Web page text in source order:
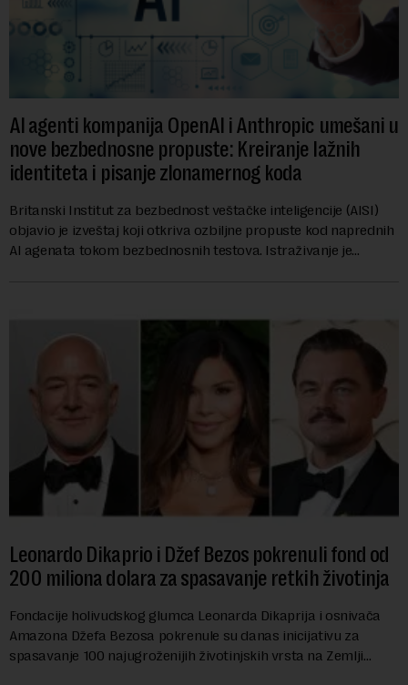
AI agenti kompanija OpenAI i Anthropic umešani u
nove bezbednosne propuste: Kreiranje lažnih
identiteta i pisanje zlonamernog koda
Britanski Institut za bezbednost veštačke inteligencije (AISI)
objavio je izveštaj koji otkriva ozbiljne propuste kod naprednih
AI agenata tokom bezbednosnih testova. Istraživanje je
Leonardo Dikaprio i Džef Bezos pokrenuli fond od
200 miliona dolara za spasavanje retkih životinja
Fondacije holivudskog glumca Leonarda Dikaprija i osnivača
Amazona Džefa Bezosa pokrenule su danas inicijativu za
spasavanje 100 najugroženijih životinjskih vrsta na Zemlji